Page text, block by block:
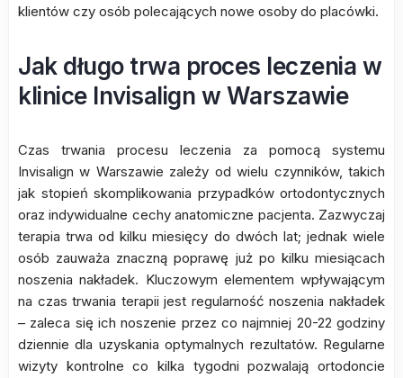
klientów czy osób polecających nowe osoby do placówki.
Jak długo trwa proces leczenia w
klinice Invisalign w Warszawie
Czas trwania procesu leczenia za pomocą systemu
Invisalign w Warszawie zależy od wielu czynników, takich
jak stopień skomplikowania przypadków ortodontycznych
oraz indywidualne cechy anatomiczne pacjenta. Zazwyczaj
terapia trwa od kilku miesięcy do dwóch lat; jednak wiele
osób zauważa znaczną poprawę już po kilku miesiącach
noszenia nakładek. Kluczowym elementem wpływającym
na czas trwania terapii jest regularność noszenia nakładek
– zaleca się ich noszenie przez co najmniej 20-22 godziny
dziennie dla uzyskania optymalnych rezultatów. Regularne
wizyty kontrolne co kilka tygodni pozwalają ortodoncie